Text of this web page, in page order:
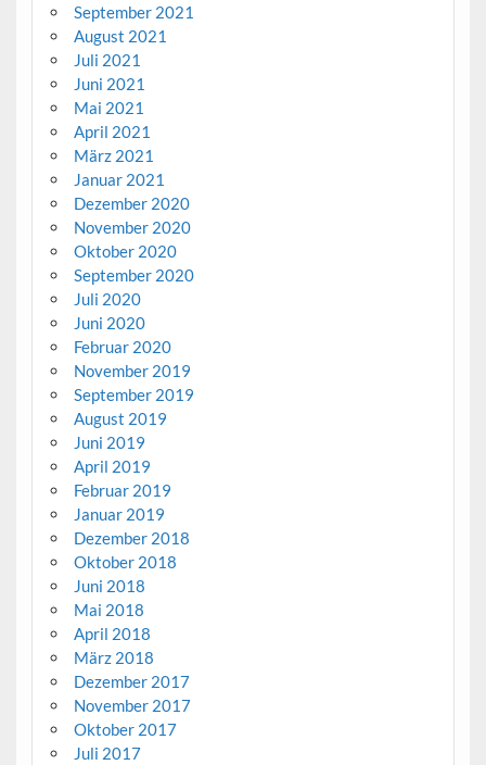
September 2021
August 2021
Juli 2021
Juni 2021
Mai 2021
April 2021
März 2021
Januar 2021
Dezember 2020
November 2020
Oktober 2020
September 2020
Juli 2020
Juni 2020
Februar 2020
November 2019
September 2019
August 2019
Juni 2019
April 2019
Februar 2019
Januar 2019
Dezember 2018
Oktober 2018
Juni 2018
Mai 2018
April 2018
März 2018
Dezember 2017
November 2017
Oktober 2017
Juli 2017